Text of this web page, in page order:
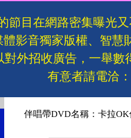
節目在網路密集曝光
影音獨家版權、智
對外招收廣告，一舉
有意者請電洽
伴唱帶DVD名稱：卡拉